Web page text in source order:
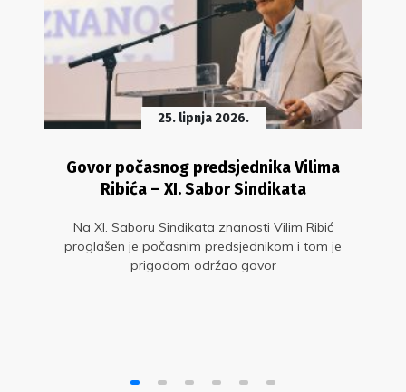
25. lipnja 2026.
Govor počasnog predsjednika Vilima
Ribića – XI. Sabor Sindikata
Na XI. Saboru Sindikata znanosti Vilim Ribić
proglašen je počasnim predsjednikom i tom je
prigodom održao govor